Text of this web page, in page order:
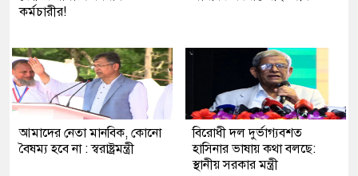
কর্মচারীর!
আমাদের নেতা মানবিক, কোনো
বৈষম্য হবে না : স্বরাষ্ট্রমন্ত্রী
বিরোধী দল দুর্ভাগ্যবশত
হাসিনার ভাষায় কথা বলছে:
স্থানীয় সরকার মন্ত্রী